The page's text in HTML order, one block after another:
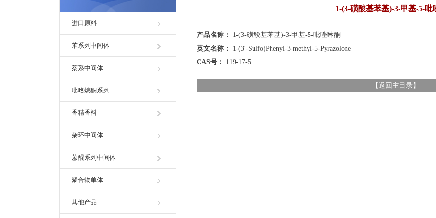
进口原料
苯系列中间体
萘系中间体
吡咯烷酮系列
香精香料
杂环中间体
蒽醌系列中间体
聚合物单体
其他产品
1-(3-磺酸基苯基)-3-甲基-5-吡
产品名称： 1-(3-磺酸基苯基)-3-甲基-5-吡唑啉酮
英文名称： 1-(3'-Sulfo)Phenyl-3-methyl-5-Pyrazolone
CAS号： 119-17-5
【 返回主目录 】